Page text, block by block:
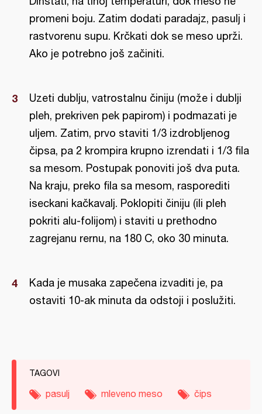
promeni boju. Zatim dodati paradajz, pasulj i
rastvorenu supu. Krčkati dok se meso uprži.
Ako je potrebno još začiniti.
Uzeti dublju, vatrostalnu činiju (može i dublji
pleh, prekriven pek papirom) i podmazati je
uljem. Zatim, prvo staviti 1/3 izdrobljenog
čipsa, pa 2 krompira krupno izrendati i 1/3 fila
sa mesom. Postupak ponoviti još dva puta.
Na kraju, preko fila sa mesom, rasporediti
iseckani kačkavalj. Poklopiti činiju (ili pleh
pokriti alu-folijom) i staviti u prethodno
zagrejanu rernu, na 180 C, oko 30 minuta.
Kada je musaka zapečena izvaditi je, pa
ostaviti 10-ak minuta da odstoji i poslužiti.
TAGOVI
pasulj mleveno meso čips